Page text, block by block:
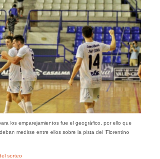
los emparejamientos fue el geográfico, por ello que
medirse entre ellos sobre la pista del ‘Florentino
sorteo